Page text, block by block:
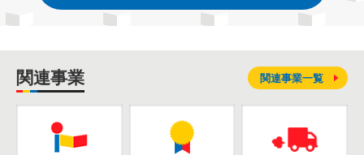
関連事業 関連事業一覧